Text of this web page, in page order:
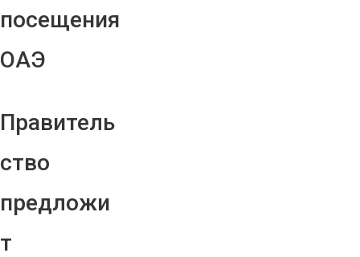
посещения
ОАЭ
Правитель
ство
предложи
т